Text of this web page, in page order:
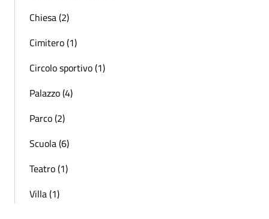
Chiesa (2)
Cimitero (1)
Circolo sportivo (1)
Palazzo (4)
Parco (2)
Scuola (6)
Teatro (1)
Villa (1)